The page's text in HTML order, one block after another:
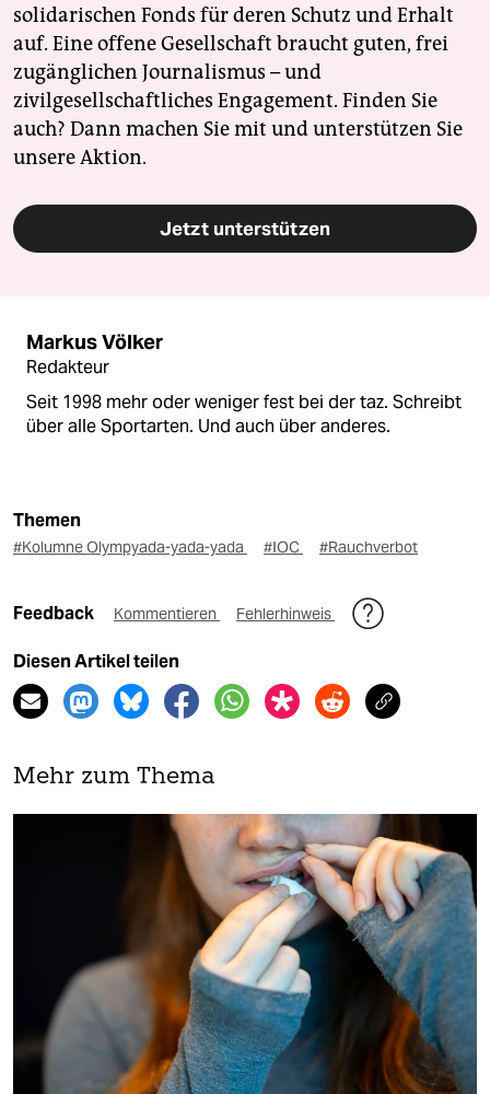
solidarischen Fonds für deren Schutz und Erhalt
auf. Eine offene Gesellschaft braucht guten, frei
zugänglichen Journalismus – und
zivilgesellschaftliches Engagement. Finden Sie
auch? Dann machen Sie mit und unterstützen Sie
unsere Aktion.
Jetzt unterstützen
Markus Völker
Redakteur
Seit 1998 mehr oder weniger fest bei der taz. Schreibt
über alle Sportarten. Und auch über anderes.
Themen
#Kolumne Olympyada-yada-yada #IOC #Rauchverbot
Feedback Kommentieren Fehlerhinweis
Diesen Artikel teilen
Mehr zum Thema